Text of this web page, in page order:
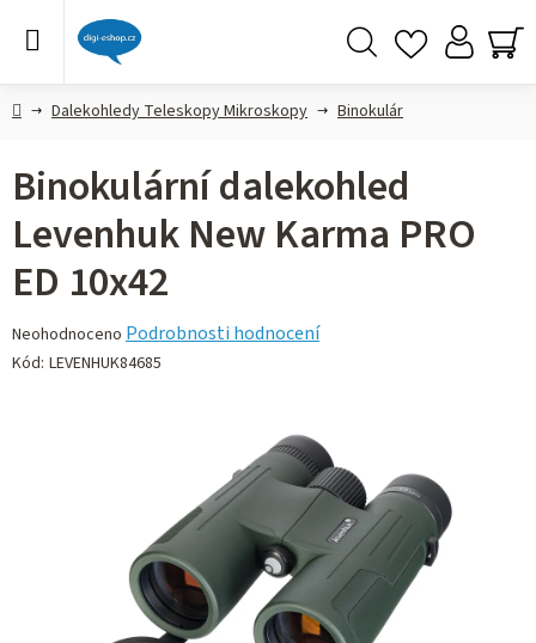
DomůDalekohledy Teleskopy Mikroskopy Binokulár
Binokulární dalekohled
Levenhuk New Karma PRO
ED 10x42
Průměrné
hodnocení
Neohodnoceno Podrobnosti hodnocení
Kód: LEVENHUK84685